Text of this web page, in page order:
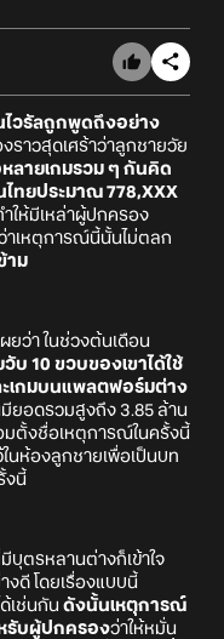
ไวรัลถูกพูดถึงอย่าง
งราวสุดเศร้าว่าลูกชายวัย
ลายเกมรวม ๆ กันคิด
ไทยประมาณ 778,XXX
ำให้มีเหล่าผู้ปกครอง
าเหตุการณ์นี้นั้นไม่ตลก
าม
ผยว่า ในช่วงต้นเดือน
บ 10 ขวบของเขาได้ใช้
เกมบนแพลตฟอร์มต่าง
มียอดรวมสูงถึง 3.85 ล้าน
มตั้งชื่อเหตุการณ์ในครั้งนี้
นห้องลูกชายเพื่อเป็นบท
งนี้
ตรหลานต่างก็เข้าใจ
งดี โดยเรื่องแบบนี้
เช่นกัน ดังนั้นเหตุการณ์
รับผู้ปกครองว่าให้หมั่น